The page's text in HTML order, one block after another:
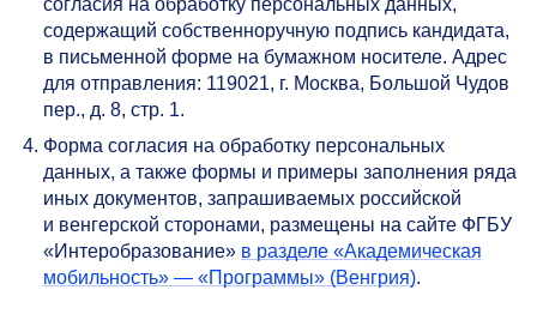
содержащий собственноручную подпись кандидата,
в письменной форме на бумажном носителе. Адрес
для отправления: 119021, г. Москва, Большой Чудов
пер., д. 8, стр. 1.
Форма согласия на обработку персональных
данных, а также формы и примеры заполнения ряда
иных документов, запрашиваемых российской
и венгерской сторонами, размещены на сайте ФГБУ
«Интеробразование» в разделе «Академическая
мобильность» — «Программы» (Венгрия).